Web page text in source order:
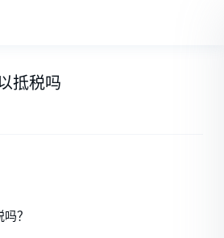
抵税吗
？